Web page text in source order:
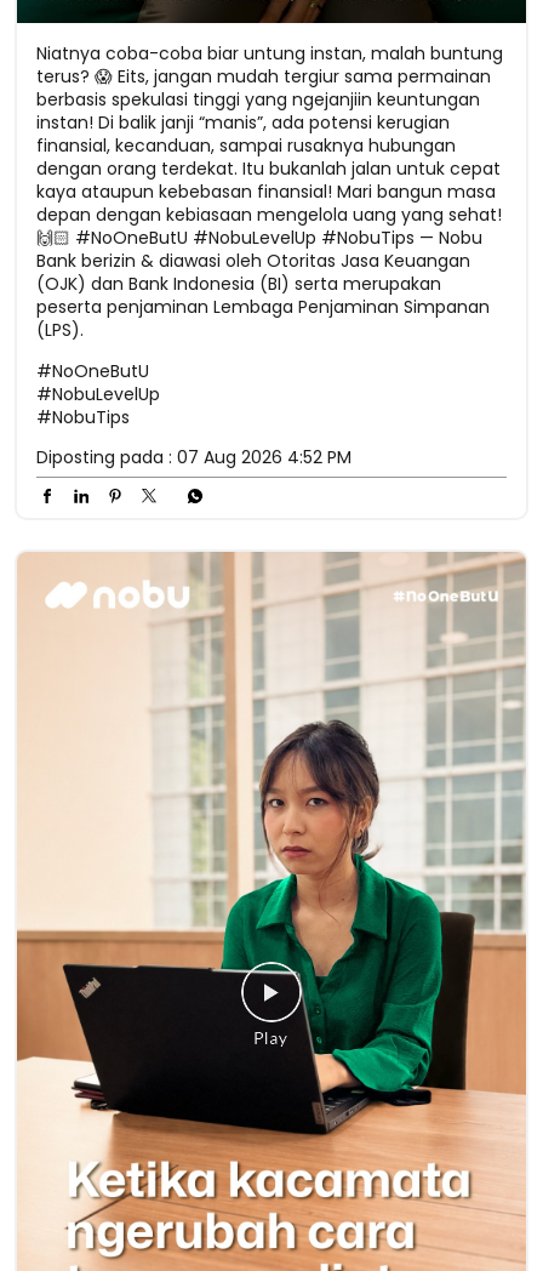
Niatnya coba-coba biar untung instan, malah buntung
terus? 😱 Eits, jangan mudah tergiur sama permainan
berbasis spekulasi tinggi yang ngejanjiin keuntungan
instan! Di balik janji “manis”, ada potensi kerugian
finansial, kecanduan, sampai rusaknya hubungan
dengan orang terdekat. Itu bukanlah jalan untuk cepat
kaya ataupun kebebasan finansial! Mari bangun masa
depan dengan kebiasaan mengelola uang yang sehat!
🙌🏻 #NoOneButU #NobuLevelUp #NobuTips — Nobu
Bank berizin & diawasi oleh Otoritas Jasa Keuangan
(OJK) dan Bank Indonesia (BI) serta merupakan
peserta penjaminan Lembaga Penjaminan Simpanan
(LPS).
#NoOneButU
#NobuLevelUp
#NobuTips
Diposting pada : 07 Aug 2026 4:52 PM